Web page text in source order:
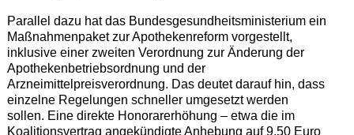
Parallel dazu hat das Bundesgesundheitsministerium ein
Maßnahmenpaket zur Apothekenreform vorgestellt,
inklusive einer zweiten Verordnung zur Änderung der
Apothekenbetriebsordnung und der
Arzneimittelpreisverordnung. Das deutet darauf hin, dass
einzelne Regelungen schneller umgesetzt werden
sollen. Eine direkte Honorarerhöhung – etwa die im
Koalitionsvertrag angekündigte Anhebung auf 9,50 Euro